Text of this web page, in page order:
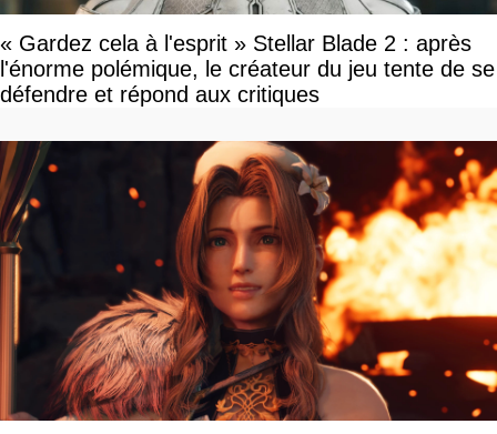
« Gardez cela à l'esprit » Stellar Blade 2 : après
l'énorme polémique, le créateur du jeu tente de se
défendre et répond aux critiques